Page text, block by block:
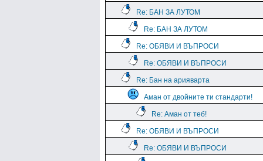
Re: БАН ЗА ЛУТОМ
Re: БАН ЗА ЛУТОМ
Re: ОБЯВИ И ВЪПРОСИ
Re: ОБЯВИ И ВЪПРОСИ
Re: Бан на арияварта
Аман от двойните ти стандарти!
Re: Аман от теб!
Re: ОБЯВИ И ВЪПРОСИ
Re: ОБЯВИ И ВЪПРОСИ